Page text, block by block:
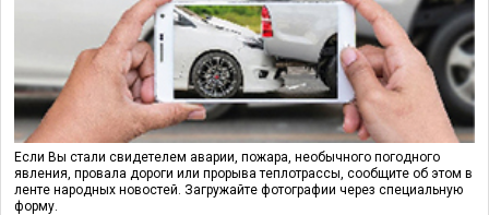
Если Вы стали свидетелем аварии, пожара, необычного погодного
явления, провала дороги или прорыва теплотрассы, сообщите об этом в
ленте народных новостей. Загружайте фотографии через специальную
форму.